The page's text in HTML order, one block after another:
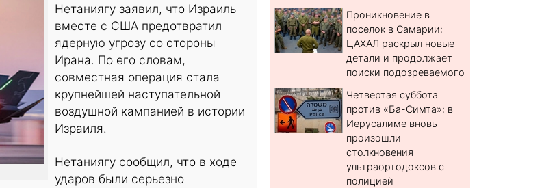
Нетаниягу заявил, что Израиль
вместе с США предотвратил
ядерную угрозу со стороны
Ирана. По его словам,
совместная операция стала
крупнейшей наступательной
воздушной кампанией в истории
Израиля.
Нетаниягу сообщил, что в ходе
ударов были серьезно
Проникновение в
поселок в Самарии:
ЦАХАЛ раскрыл новые
детали и продолжает
поиски подозреваемого
Четвертая суббота
против «Ба-Симта»: в
Иерусалиме вновь
произошли
столкновения
ультраортодоксов с
полицией